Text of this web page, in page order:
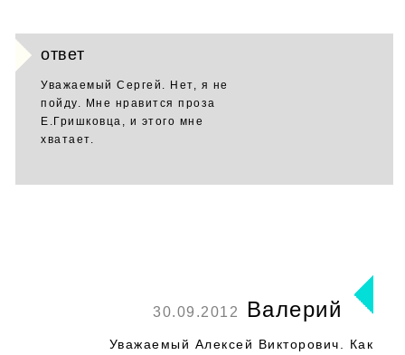
ответ
Уважаемый Сергей. Нет, я не
пойду. Мне нравится проза
Е.Гришковца, и этого мне
хватает.
30.09.2012 Валерий
Уважаемый Алексей Викторович. Как